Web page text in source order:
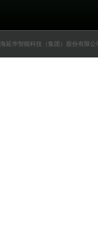
延华智能科技（集团）股份有限